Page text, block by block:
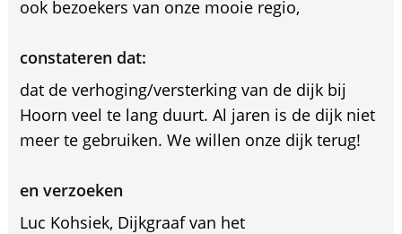
ook bezoekers van onze mooie regio,
constateren dat:
dat de verhoging/versterking van de dijk bij
Hoorn veel te lang duurt. Al jaren is de dijk niet
meer te gebruiken. We willen onze dijk terug!
en verzoeken
Luc Kohsiek, Dijkgraaf van het